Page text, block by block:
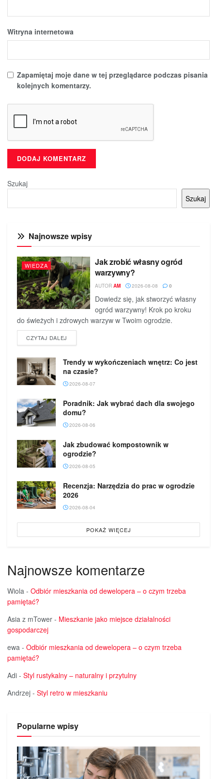
Witryna internetowa
Zapamiętaj moje dane w tej przeglądarce podczas pisania
kolejnych komentarzy.
Szukaj
Szukaj
Najnowsze wpisy
WIEDZA
Jak zrobić własny ogród
warzywny?
AUTOR AM 2026-08-08 0
Dowiedz się, jak stworzyć własny
ogród warzywny! Krok po kroku
do świeżych i zdrowych warzyw w Twoim ogrodzie.
CZYTAJ DALEJ
Trendy w wykończeniach wnętrz: Co jest
na czasie?
2026-08-07
Poradnik: Jak wybrać dach dla swojego
domu?
2026-08-06
Jak zbudować kompostownik w
ogrodzie?
2026-08-05
Recenzja: Narzędzia do prac w ogrodzie
2026
2026-08-04
POKAŻ WIĘCEJ
Najnowsze komentarze
Wiola - Odbiór mieszkania od dewelopera – o czym trzeba
pamiętać?
Asia z mTower - Mieszkanie jako miejsce działalności
gospodarczej
ewa - Odbiór mieszkania od dewelopera – o czym trzeba
pamiętać?
Adi - Styl rustykalny – naturalny i przytulny
Andrzej - Styl retro w mieszkaniu
Popularne wpisy